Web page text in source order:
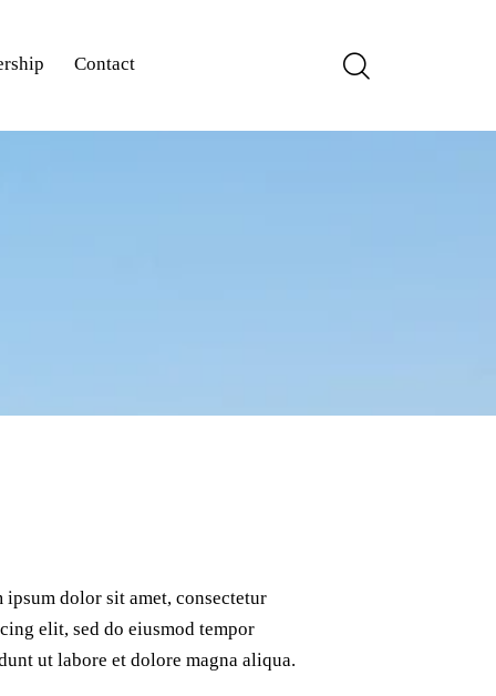
Contact
ipsum dolor sit amet, consectetur
elit, sed do eiusmod tempor
ut labore et dolore magna aliqua.